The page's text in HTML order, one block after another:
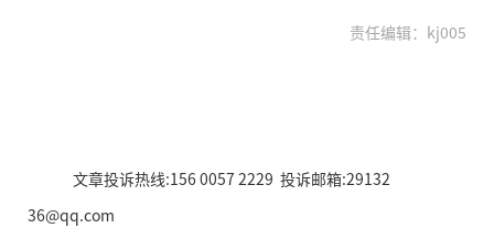
责任编辑：kj005
文章投诉热线:156 0057 2229 投诉邮箱:29132
36@qq.com